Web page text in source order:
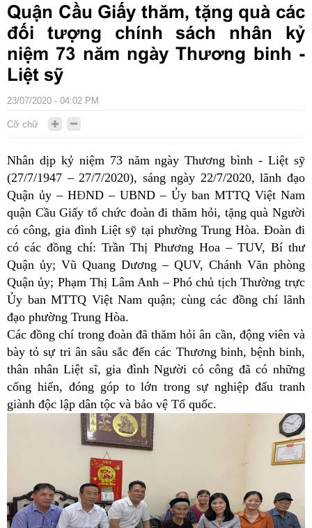
Quận Cầu Giấy thăm, tặng quà các
đối tượng chính sách nhân kỷ
niệm 73 năm ngày Thương binh -
Liệt sỹ
23/07/2020 - 04:02 PM
Cỡ chữ
Nhân dịp kỷ niệm 73năm ngày Thương bình - Liệt sỹ
(27/7/1947 – 27/7/2020), sáng ngày 22/7/2020,lãnh đạo
Quận ủy – HĐND – UBND – Ủy ban MTTQ Việt Nam
quận Cầu Giấy tổ chức đoàn đi thăm hỏi, tặng quàNgười
có công, gia đìnhLiệt sỹ tại phường Trung Hòa. Đoàn đi
có các đồng chí: Trần Thị Phương Hoa – TUV, Bí thư
Quận ủy; Vũ Quang Dương – QUV, Chánh Văn phòng
Quận ủy; Phạm Thị Lâm Anh – Phóchủ tịch Thường trực
Ủy ban MTTQ Việt Nam quận; cùngcác đồng chí lãnh
đạo phường Trung Hòa.
Các đồng chí trong đoàn đã thăm hỏi ân cần, động viên và
bày tỏ sự tri ân sâu sắc đến các Thương binh, bệnh binh,
thân nhân Liệt sĩ, gia đìnhNgười có công đã có những
cống hiến, đóng góp to lớn trong sự nghiệp đấu tranh
giành độc lập dân tộc và bảo vệ Tổ quốc.